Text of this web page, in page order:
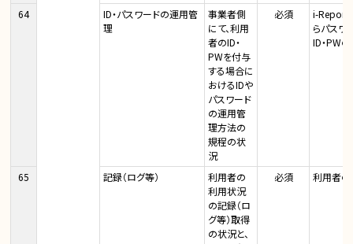
64
ID・パスワードの運用管
理
事業者側
にて、利用
者のID・
PWを付与
する場合に
おけるIDや
パスワード
の運用管
理方法の
規程の状
況
必須
i-
らパスワ
ID・PW
65 記録（ログ等）
利用者の
利用状況
の記録（ロ
グ等）取得
の状況と、
必須 利用者の